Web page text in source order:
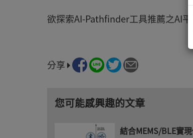
欲探索AI-Pathfinder工具推薦之AI
分享
您可能感興趣的文章
結合MEMS/BLE實